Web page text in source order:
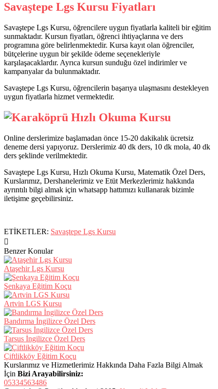
Savaştepe Lgs Kursu Fiyatları
Savaştepe Lgs Kursu, öğrencilere uygun fiyatlarla kaliteli bir eğitim
sunmaktadır. Kursun fiyatları, öğrenci ihtiyaçlarına ve ders
programına göre belirlenmektedir. Kursa kayıt olan öğrenciler,
bütçelerine uygun bir şekilde ödeme seçenekleriyle
karşılaşacaklardır. Ayrıca kursun sunduğu özel indirimler ve
kampanyalar da bulunmaktadır.
Savaştepe Lgs Kursu, öğrencilerin başarıya ulaşmasını destekleyen
uygun fiyatlarla hizmet vermektedir.
Online derslerimize başlamadan önce 15-20 dakikalık ücretsiz
deneme dersi yapıyoruz. Derslerimiz 40 dk ders, 10 dk mola, 40 dk
ders şeklinde verilmektedir.
Savaştepe Lgs Kursu, Hızlı Okuma Kursu, Matematik Özel Ders,
Kurslarımız, Dershanelerimiz ve Etüt Merkezlerimiz hakkında
ayrıntılı bilgi almak için whatsapp hattımızı kullanarak bizimle
iletişime geçebilirsiniz.
ETİKETLER: Savaştepe Lgs Kursu
Benzer Konular
Ataşehir Lgs Kursu
Şenkaya Eğitim Koçu
Artvin LGS Kursu
Bandırma İngilizce Özel Ders
Tarsus İngilizce Özel Ders
Çiftlikköy Eğitim Koçu
Kurslarımız ve Hizmetlerimiz Hakkında Daha Fazla Bilgi Almak
İçin Bizi Arayabilirsiniz:
05334563486